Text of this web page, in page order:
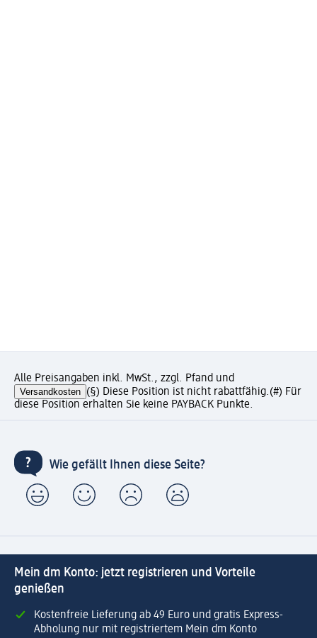
Alle Preisangaben inkl. MwSt., zzgl. Pfand und
Versandkosten (§) Diese Position ist nicht rabattfähig.(#) Für
diese Position erhalten Sie keine PAYBACK Punkte.
Wie gefällt Ihnen diese Seite?
Mein dm Konto: jetzt registrieren und Vorteile
genießen
Kostenfreie Lieferung ab 49 Euro und gratis Express-
Abholung nur mit registriertem Mein dm Konto